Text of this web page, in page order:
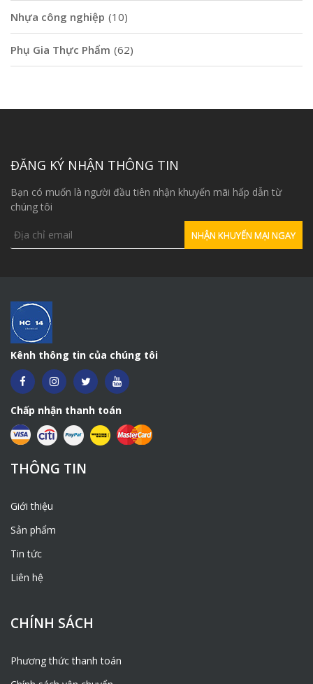
Nhựa công nghiệp (10)
Phụ Gia Thực Phẩm (62)
ĐĂNG KÝ NHẬN THÔNG TIN
Bạn có muốn là người đầu tiên nhận khuyến mãi hấp dẫn từ
chúng tôi
Kênh thông tin của chúng tôi
Chấp nhận thanh toán
THÔNG TIN
Giới thiệu
Sản phẩm
Tin tức
Liên hệ
CHÍNH SÁCH
Phương thức thanh toán